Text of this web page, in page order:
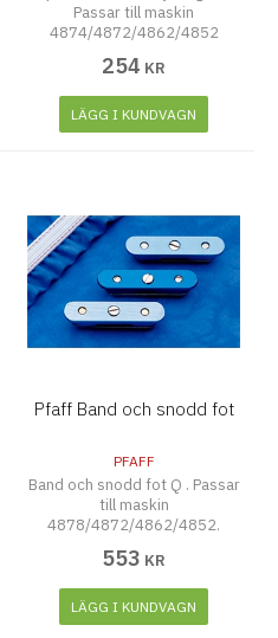
Passar till maskin
4874/4872/4862/4852
254 KR
LÄGG I KUNDVAGN
Pfaff Band och snodd fot
PFAFF
Band och snodd fot Q . Passar
till maskin
4878/4872/4862/4852.
553 KR
LÄGG I KUNDVAGN